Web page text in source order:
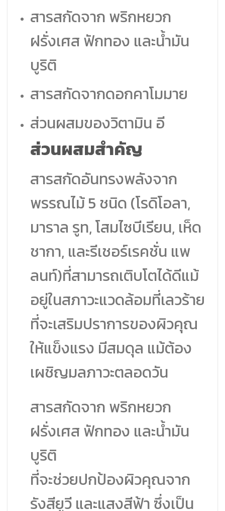
สารสกัดจาก พริกหยวก
ฝรั่งเศส ฟักทอง และน้ำมัน
บูริติ
สารสกัดจากดอกคาโมมาย
ส่วนผสมของวิตามิน อี
ส่วนผสมสำคัญ
สารสกัดอันทรงพลังจาก
พรรณไม้ 5 ชนิด (โรดิโอลา,
มาราล รูท, โสมไซบีเรียน, เห็ด
ชากา, และรีเชอร์เรคชั่น แพ
ลนท์)ที่สามารถเติบโตได้ดีแม้
อยู่ในสภาวะแวดล้อมที่เลวร้าย
ที่จะเสริมปราการของผิวคุณ
ให้แข็งแรง มีสมดุล แม้ต้อง
เผชิญมลภาวะตลอดวัน
สารสกัดจาก พริกหยวก
ฝรั่งเศส ฟักทอง และน้ำมัน
บูริติ
ที่จะช่วยปกป้องผิวคุณจาก
รังสียูวี และแสงสีฟ้า ซึ่งเป็น